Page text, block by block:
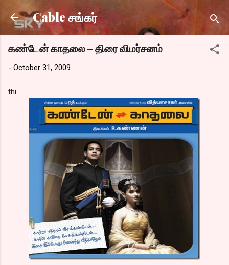
Skip to main content
Cable சங்கர்
கண்டேன் காதலை – திரை விமர்சனம்
- October 31, 2009
thi